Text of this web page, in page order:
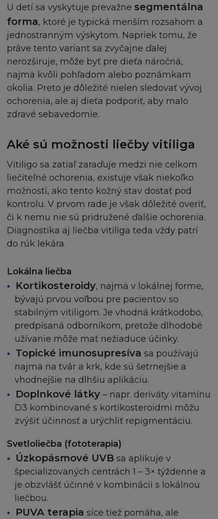
U detí sa vyskytuje prevažne segmentálna
forma, ktoré je typická menším rozsahom a
jednostranným výskytom. Napriek tomu, že
práve tento variant sa zvyčajne ďalej
nerozširuje, môže byť pre dieťa náročná,
najmä kvôli pohľadom alebo poznámkam
okolia. Preto je dôležité nielen sledovať vývoj
ochorenia, ale aj dieťa podporiť, aby malo
zdravé sebavedomie.
Aké sú možnosti liečby vitiliga
Vitiligo sa zatiaľ zaraďuje medzi nie celkom
liečiteľné ochorenia, existuje však niekoľko
možností, ako tento kožný stav dostať pod
kontrolu. V prvom rade je však dôležité overiť,
či k nemu nie sú pridružené ďalšie ochorenia.
Diagnostika aj liečba vitiliga teda vždy patrí
do rúk lekára.
Lokálna liečba
Kortikosteroidy, najmä v lokálnej forme,
bývajú prvou voľbou pre pacientov so
stabilným vitiligom. Je vhodná krátkodobo,
predpísaná odborníkom, pretože dlhodobé
užívanie môže mať nežiaduce účinky.
Topické imunosupresíva sa používajú
najmä na tvár a krk, kde sú šetrnejšie a
vhodnejšie na dlhšiu aplikáciu.
Doplnkové látky – napr. deriváty vitamínu
D3 kombinované s kortikosteroidmi môžu
zvýšiť účinnosť a urýchliť repigmentáciu.
Svetloliečba (fototerapia)
Úzkopásmové UVB sa aplikuje v
špecializovaných centrách 1 – 3× týždenne a
je obzvlášť účinné v kombinácii s lokálnou
liečbou.
PUVA terapia síce tiež pomáha, ale